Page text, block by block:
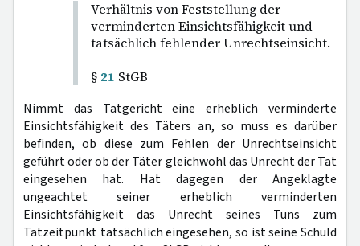
Verhältnis von Feststellung der
verminderten Einsichtsfähigkeit und
tatsächlich fehlender Unrechtseinsicht.
§ 21 StGB
Nimmt das Tatgericht eine erheblich verminderte
Einsichtsfähigkeit des Täters an, so muss es darüber
befinden, ob diese zum Fehlen der Unrechtseinsicht
geführt oder ob der Täter gleichwohl das Unrecht der Tat
eingesehen hat. Hat dagegen der Angeklagte
ungeachtet seiner erheblich verminderten
Einsichtsfähigkeit das Unrecht seines Tuns zum
Tatzeitpunkt tatsächlich eingesehen, so ist seine Schuld